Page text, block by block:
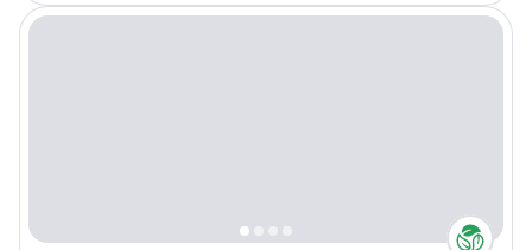
索するのに最適な場所にあります。 忘れられないサファリ